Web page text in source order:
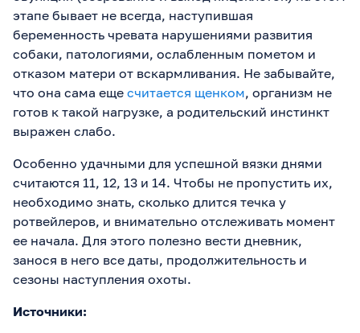
этапе бывает не всегда, наступившая
беременность чревата нарушениями развития
собаки, патологиями, ослабленным пометом и
отказом матери от вскармливания. Не забывайте,
что она сама еще считается щенком, организм не
готов к такой нагрузке, а родительский инстинкт
выражен слабо.
Особенно удачными для успешной вязки днями
считаются 11, 12, 13 и 14. Чтобы не пропустить их,
необходимо знать, сколько длится течка у
ротвейлеров, и внимательно отслеживать момент
ее начала. Для этого полезно вести дневник,
занося в него все даты, продолжительность и
сезоны наступления охоты.
Источники: